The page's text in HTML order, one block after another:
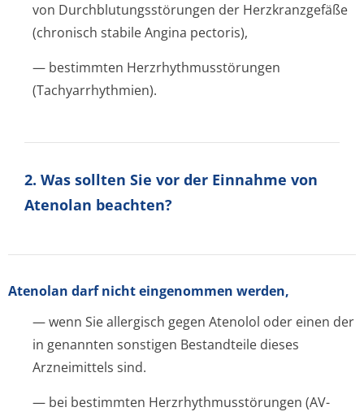
von Durchblutungsstörun­gen der Herzkranzgefäße
(chronisch stabile Angina pectoris),
— bestimmten Herzrhythmusstörun­gen
(Tachyarrhythmien).
2. Was sollten Sie vor der Einnahme von
Atenolan beachten?
Atenolan darf nicht eingenommen werden,
— wenn Sie allergisch gegen Atenolol oder einen der
in genannten sonstigen Bestandteile dieses
Arzneimittels sind.
— bei bestimmten Herzrhythmusstörun­gen (AV-